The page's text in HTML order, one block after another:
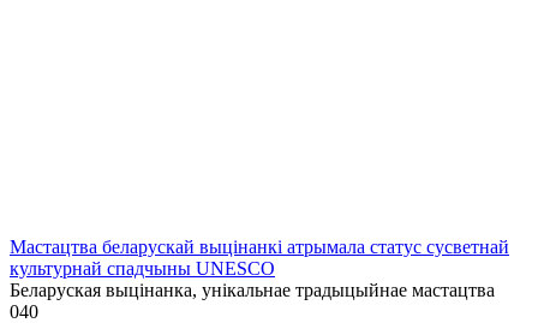
Мастацтва беларускай выцінанкі атрымала статус сусветнай
культурнай спадчыны UNESCO
Беларуская выцінанка, унікальнае традыцыйнае мастацтва
040